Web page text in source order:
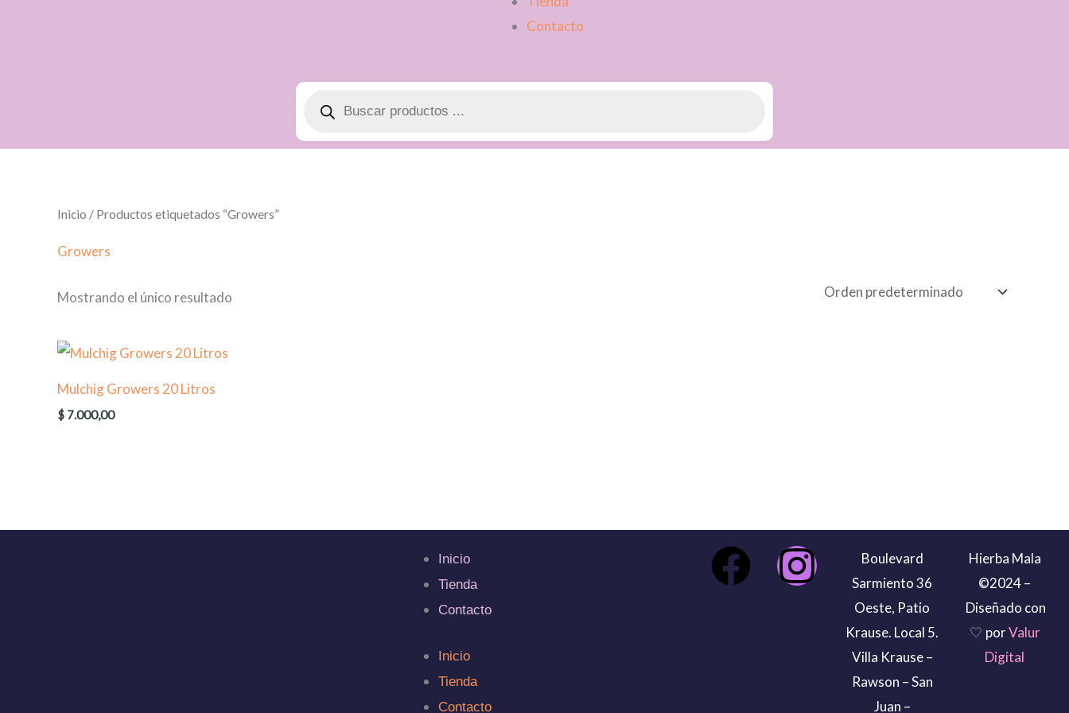
Contacto
productos
Inicio / Productos etiquetados “Growers”
Growers
Mostrando el único resultado
Mulchig Growers 20 Litros
$ 7.000,00
Inicio
Tienda
Contacto
Inicio
Tienda
Contacto
F
I
Boulevard
Sarmiento 36
Oeste, Patio
Krause. Local 5.
Villa Krause –
Rawson – San
Juan –
Hierba Mala
©2024 –
Diseñado con
🤍 porValur
Digital